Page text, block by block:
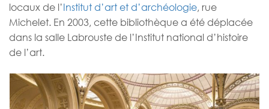
locaux de l’Institut d’art et d’archéologie, rue
Michelet. En 2003, cette bibliothèque a été déplacée
dans la salle Labrouste de l’Institut national d’histoire
de l’art.